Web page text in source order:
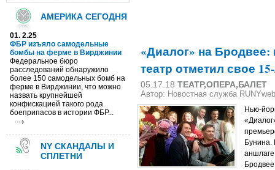
АМЕРИКА СЕГОДНЯ
01. 2.25
ФБР изъяло самодельные
бомбы на ферме в Вирджинии
Федеральное бюро
расследований обнаружило
более 150 самодельных бомб на
ферме в Вирджинии, что можно
назвать крупнейшей
конфискацией такого рода
боеприпасов в истории ФБР...
NY СКАНДАЛЫ И
СПЛЕТНИ
«Диалог» на
театр отметил свое
05.17.18 ТЕАТР,ОПЕРА,БАЛЕТ
Автор: Новостная служба RUNYweb
Нью-
Бунина.